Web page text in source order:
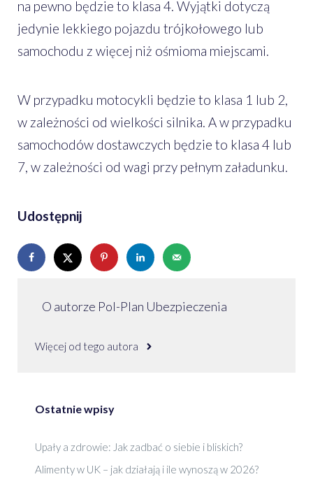
na pewno będzie to klasa 4. Wyjątki dotyczą
jedynie lekkiego pojazdu trójkołowego lub
samochodu z więcej niż ośmioma miejscami.
W przypadku motocykli będzie to klasa 1 lub 2,
w zależności od wielkości silnika. A w przypadku
samochodów dostawczych będzie to klasa 4 lub
7, w zależności od wagi przy pełnym załadunku.
Udostępnij
O autorze Pol-Plan Ubezpieczenia
Więcej od tego autora
Ostatnie wpisy
Upały a zdrowie: Jak zadbać o siebie i bliskich?
Alimenty w UK – jak działają i ile wynoszą w 2026?